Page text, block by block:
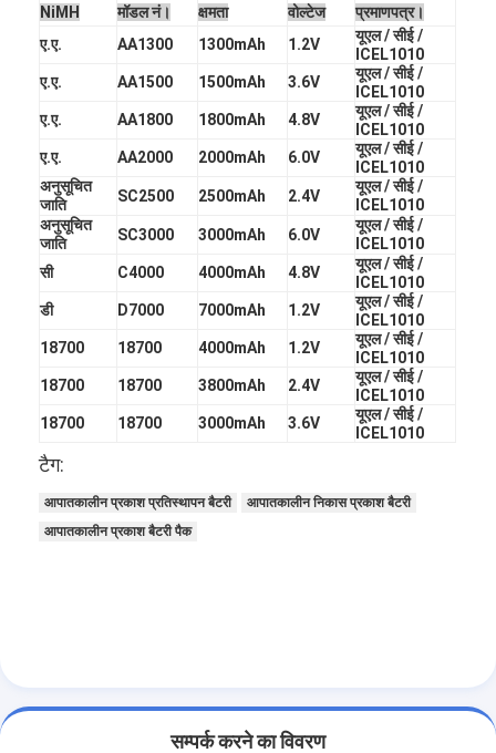
NiMH
मॉडल नं। क्षमता वोल्टेज
प्रमाणपत्र।
ए.ए.
AA1300 1300mAh 1.2V
यूएल / सीई /
ICEL1010
ए.ए.
AA1500 1500mAh 3.6V
यूएल / सीई /
ICEL1010
ए.ए.
AA1800 1800mAh 4.8V
यूएल / सीई /
ICEL1010
ए.ए.
AA2000 2000mAh 6.0V
यूएल / सीई /
ICEL1010
अनुसूचित
जाति
SC2500 2500mAh 2.4V
यूएल / सीई /
ICEL1010
अनुसूचित
जाति
SC3000 3000mAh 6.0V
यूएल / सीई /
ICEL1010
सी
C4000 4000mAh 4.8V
यूएल / सीई /
ICEL1010
डी
D7000 7000mAh 1.2V
यूएल / सीई /
ICEL1010
18700
18700 4000mAh 1.2V
यूएल / सीई /
ICEL1010
18700
18700 3800mAh 2.4V
यूएल / सीई /
ICEL1010
18700
18700 3000mAh 3.6V
यूएल / सीई /
ICEL1010
टैग:
आपातकालीन प्रकाश प्रतिस्थापन बैटरी
आपातकालीन निकास प्रकाश बैटरी
आपातकालीन प्रकाश बैटरी पैक
सम्पर्क करने का विवरण